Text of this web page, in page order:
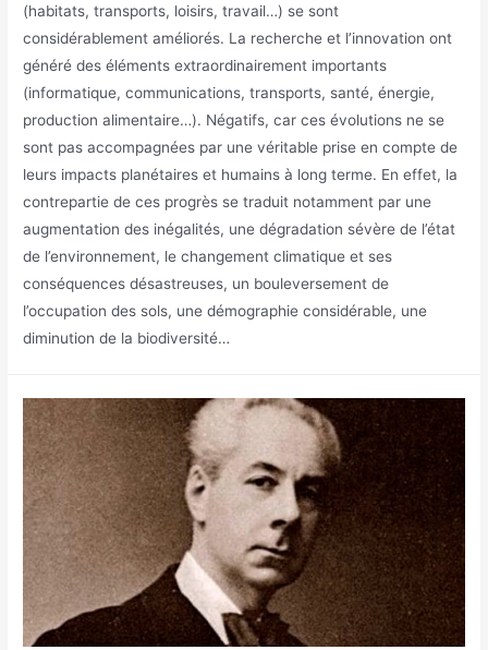
(habitats, transports, loisirs, travail…) se sont
considérablement améliorés. La recherche et l’innovation ont
généré des éléments extraordinairement importants
(informatique, communications, transports, santé, énergie,
production alimentaire…). Négatifs, car ces évolutions ne se
sont pas accompagnées par une véritable prise en compte de
leurs impacts planétaires et humains à long terme. En effet, la
contrepartie de ces progrès se traduit notamment par une
augmentation des inégalités, une dégradation sévère de l’état
de l’environnement, le changement climatique et ses
conséquences désastreuses, un bouleversement de
l’occupation des sols, une démographie considérable, une
diminution de la biodiversité…